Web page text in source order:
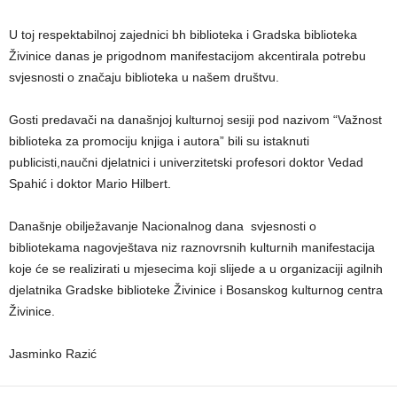
U toj respektabilnoj zajednici bh biblioteka i Gradska biblioteka
Živinice danas je prigodnom manifestacijom akcentirala potrebu
svjesnosti o značaju biblioteka u našem društvu.
Gosti predavači na današnjoj kulturnoj sesiji pod nazivom “Važnost
biblioteka za promociju knjiga i autora” bili su istaknuti
publicisti,naučni djelatnici i univerzitetski profesori doktor Vedad
Spahić i doktor Mario Hilbert.
Današnje obilježavanje Nacionalnog dana svjesnosti o
bibliotekama nagovještava niz raznovrsnih kulturnih manifestacija
koje će se realizirati u mjesecima koji slijede a u organizaciji agilnih
djelatnika Gradske biblioteke Živinice i Bosanskog kulturnog centra
Živinice.
Jasminko Razić